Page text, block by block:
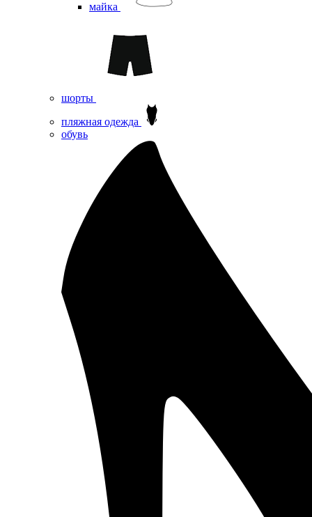
майка
шорты
пляжная одежда
oбувь